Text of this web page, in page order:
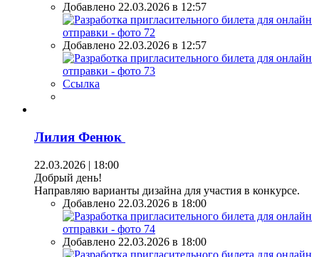
Добавлено 22.03.2026 в 12:57
Добавлено 22.03.2026 в 12:57
Ссылка
Лилия Фенюк
22.03.2026 | 18:00
Добрый день!
Направляю варианты дизайна для участия в конкурсе.
Добавлено 22.03.2026 в 18:00
Добавлено 22.03.2026 в 18:00